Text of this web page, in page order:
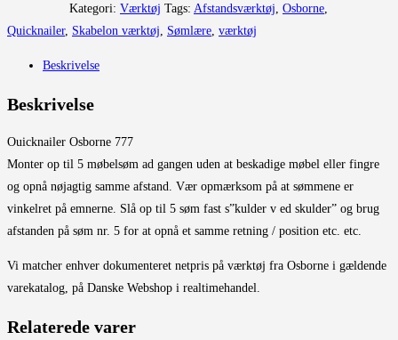
777)
Kategori: Værktøj Tags: Afstandsværktøj Osborne
Quicknailer, Skabelon værktøj Sømlære værktøj
Beskrivelse
Beskrivelse
Ouicknailer Osborne 777
Monter op til 5 møbelsøm ad gangen uden at beskadige møbel eller fingre
og opnå nøjagtig samme afstand. Vær opmærksom på at sømmene er
vinkelret på emnerne. Slå op til 5 søm fast s”kulder v ed skulder” og brug
afstanden på søm nr. 5 for at opnå et samme retning / position etc. etc.
Vi matcher enhver dokumenteret netpris på værktøj fra Osborne i gældende
varekatalog, på Danske Webshop i realtimehandel.
Relaterede varer